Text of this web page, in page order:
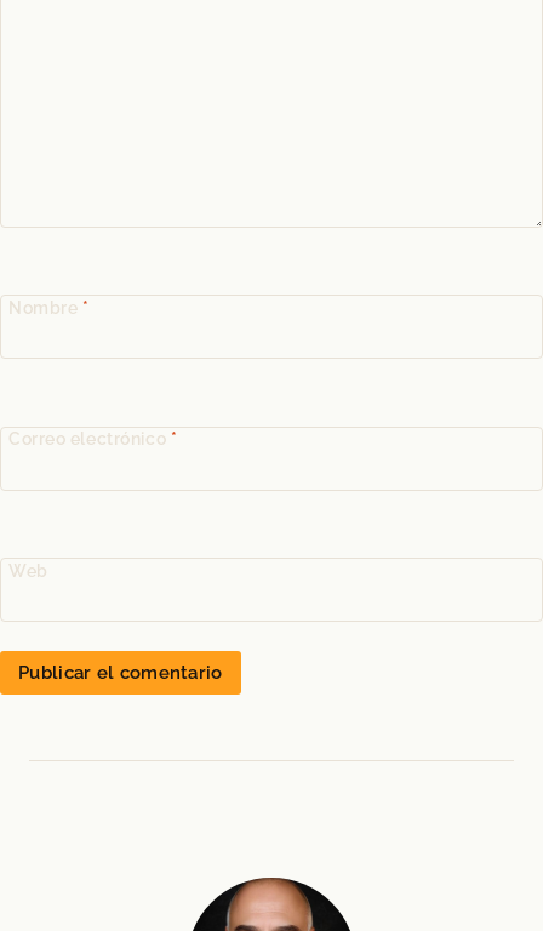
Nombre *
Correo electrónico *
Web